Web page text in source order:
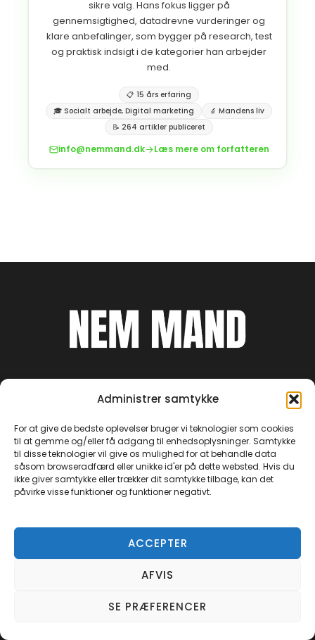
Administrer samtykke
For at give de bedste oplevelser bruger vi teknologier som cookies
til at gemme og/eller få adgang til enhedsoplysninger. Samtykke
til disse teknologier vil give os mulighed for at behandle data
såsom browseradfærd eller unikke id'er på dette websted. Hvis du
ikke giver samtykke eller trækker dit samtykke tilbage, kan det
påvirke visse funktioner og funktioner negativt.
ACCEPTER
AFVIS
SE PRÆFERENCER
sikre valg. Hans fokus ligger på
gennemsigtighed, datadrevne vurderinger og
klare anbefalinger, som bygger på research, test
og praktisk indsigt i de kategorier han arbejder
med.
📋 15 års erfaring
🎓 Socialt arbejde, Digital marketing
🔬 Mandens liv
📝 264 artikler publiceret
info@nemmand.dk Læs mere om forfatteren
Forside
Kontakt
Medie kit
Privatlivspolitik
Facebook